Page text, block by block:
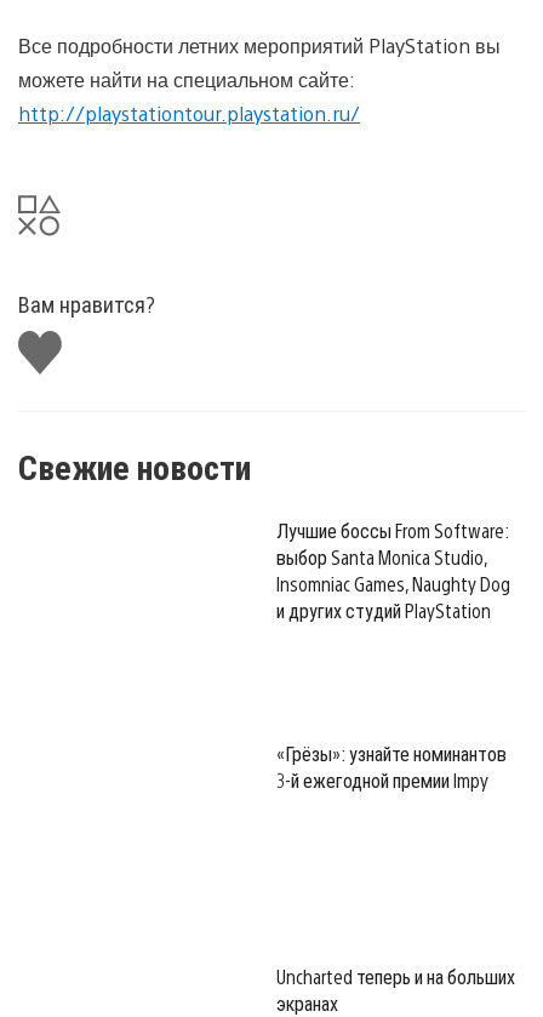
Все подробности летних мероприятий PlayStation вы
можете найти на специальном сайте:
http://playstationtour.playstation.ru/
Вам нравится?
Поставить
лайк
Свежие новости
Лучшие боссы From Software:
выбор Santa Monica Studio,
Insomniac Games, Naughty Dog
и других студий PlayStation
«Грёзы»: узнайте номинантов
3-й ежегодной премии Impy
Uncharted теперь и на больших
экранах